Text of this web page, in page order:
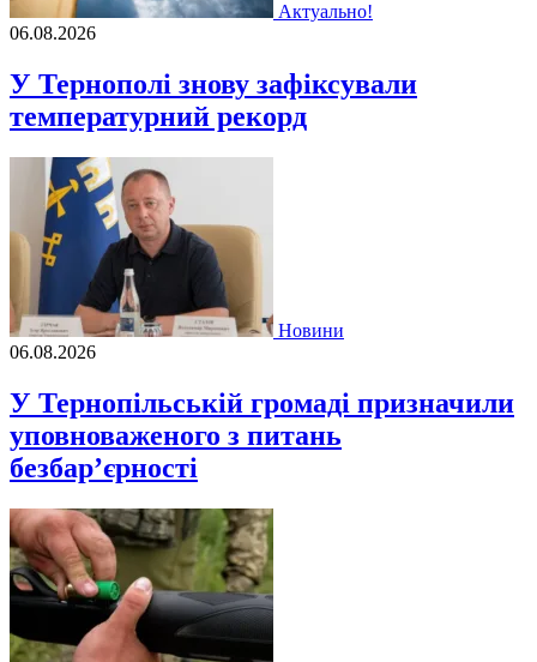
Актуально!
06.08.2026
У Тернополі знову зафіксували
температурний рекорд
Новини
06.08.2026
У Тернопільській громаді призначили
уповноваженого з питань
безбар’єрності